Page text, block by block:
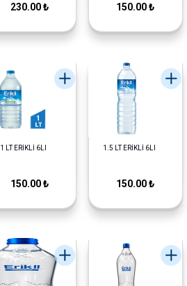
230.00 ₺ 150.00 ₺
1 LT ERİKLİ 6LI
150.00 ₺
1.5 LT ERİKLİ 6LI
150.00 ₺